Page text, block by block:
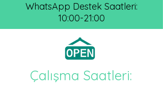
WhatsApp Destek Saatleri:
10:00-21:00
Çalışma Saatleri: